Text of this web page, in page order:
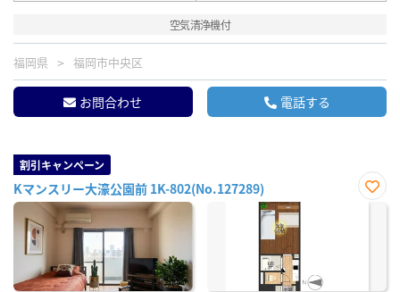
空気清浄機付
福岡県 福岡市中央区
お問合わせ 電話する
割引キャンペーン
Kマンスリー大濠公園前 1K-802(No.127289)
お気